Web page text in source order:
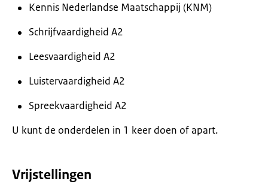
Kennis Nederlandse Maatschappij (KNM)
Schrijfvaardigheid A2
Leesvaardigheid A2
Luistervaardigheid A2
Spreekvaardigheid A2
U kunt de onderdelen in 1 keer doen of apart.
Vrijstellingen